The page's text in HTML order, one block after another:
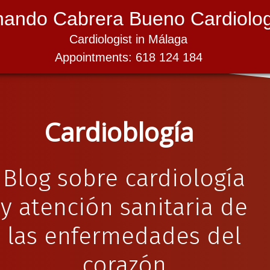
Cabrera Bueno
Cardiologist in Málaga
Appointments: 618 124 184
Cardioblogía
Blog sobre cardiología
y atención sanitaria de
las enfermedades del